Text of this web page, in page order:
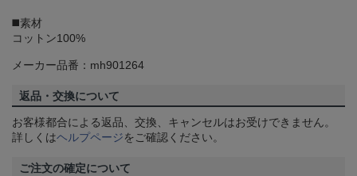
◼️素材
コットン100%
メーカー品番：mh901264
返品・交換について
お客様都合による返品、交換、キャンセルはお受けできません。
詳しくはヘルプページをご確認ください。
ご注文の確定について